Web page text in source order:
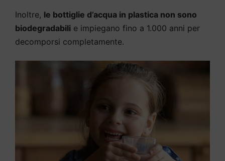
Inoltre, le bottiglie d’acqua in plastica non sono
biodegradabili e impiegano fino a 1.000 anni per
decomporsi completamente.